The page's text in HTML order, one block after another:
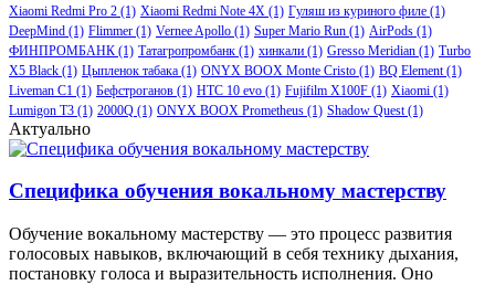
Xiaomi Redmi Pro 2 (1) Xiaomi Redmi Note 4X (1) Гуляш из куриного филе (1)
DeepMind (1) Flimmer (1) Vernee Apollo (1) Super Mario Run (1) AirPods (1)
ФИНПРОМБАНК (1) Татагропромбанк (1) хинкали (1) Gresso Meridian (1) Turbo
X5 Black (1) Цыпленок табака (1) ONYX BOOX Monte Cristo (1) BQ Element (1)
Liveman C1 (1) Бефстроганов (1) HTC 10 evo (1) Fujifilm X100F (1) Xiaomi (1)
Lumigon T3 (1) 2000Q (1) ONYX BOOX Prometheus (1) Shadow Quest (1)
Актуально
Специфика обучения вокальному мастерству
Обучение вокальному мастерству — это процесс развития
голосовых навыков, включающий в себя технику дыхания,
постановку голоса и выразительность исполнения. Оно